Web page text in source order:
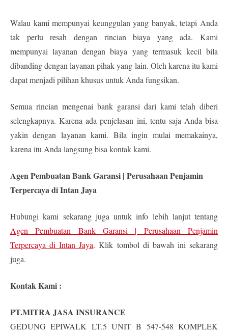
Walau kami mempunyai keunggulan yang banyak, tetapi Anda
tak perlu resah dengan rincian biaya yang ada. Kami
mempunyai layanan dengan biaya yang termasuk kecil bila
dibanding dengan layanan pihak yang lain. Oleh karena itu kami
dapat menjadi pilihan khusus untuk Anda fungsikan.
Semua rincian mengenai bank garansi dari kami telah diberi
selengkapnya. Karena ada penjelasan ini, tentu saja Anda bisa
yakin dengan layanan kami. Bila ingin mulai memakainya,
karena itu Anda langsung bisa kontak kami.
Agen Pembuatan Bank Garansi | Perusahaan Penjamin
Terpercaya di Intan Jaya
Hubungi kami sekarang juga untuk info lebih lanjut tentang
Agen Pembuatan Bank Garansi | Perusahaan Penjamin
Terpercaya di Intan Jaya. Klik tombol di bawah ini sekarang
juga.
Kontak Kami :
PT.MITRA JASA INSURANCE
GEDUNG EPIWALK LT.5 UNIT B 547-548 KOMPLEK